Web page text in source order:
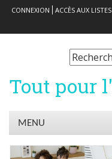
CONNEXION ACCÈS AUX LISTES
Tout pour l'
MENU